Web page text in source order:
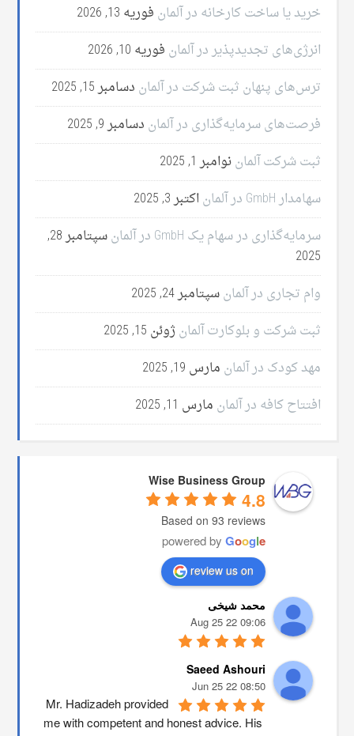
خرید یا ساخت کارخانه در آلمان فوریه 13, 2026
انرژی‌های تجدیدپذیر در آلمان فوریه 10, 2026
ترس‌های پنهان ثبت شرکت در آلمان دسامبر 15, 2025
فرصت‌های سرمایه‌گذاری در آلمان دسامبر 9, 2025
ثبت شرکت آلماننوامبر 1, 2025
سهامدار GmbH در آلمان
اکتبر 3, 2025
سرمایه‌گذاری در سهام یک GmbH در آلمان
سپتامبر 28,
2025
وام تجاری در آلمانسپتامبر 24, 2025
ثبت شرکت و بلوکارت آلمان ژوئن 15, 2025
مهد کودک در آلمان مارس 19, 2025
افتتاح کافه در آلمان مارس 11, 2025
Wise Business Group
4.8
Based on 93 reviews
powered by Google
review us on
محمد شیخی
09:06 22 Aug 25
Saeed Ashouri
08:50 22 Jun 25
Mr. Hadizadeh provided
me with competent and honest advice. His